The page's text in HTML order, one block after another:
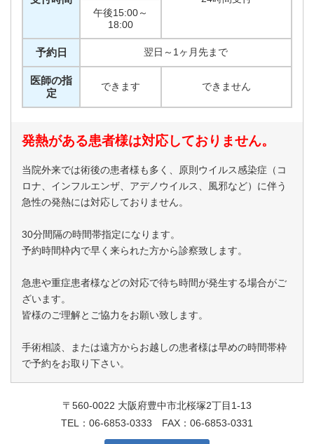
〒560-0022 大阪府豊中市北桜塚2丁目1-13
TEL： 06-6853-0333 FAX：06-6853-0331
午後15:00～
18:00
予約日 翌日～1ヶ月先まで
医師の指
定
できます できません
発熱がある患者様は対応しておりません。
当院外来では術後の患者様も多く、原則ウイルス感染症（コ
ロナ、インフルエンザ、アデノウイルス、風邪など）に伴う
急性の発熱には対応しておりません。
30分間隔の時間帯指定になります。
予約時間枠内で早く来られた方から診察致します。
急患や重症患者様などの対応で待ち時間が発生する場合がご
ざいます。
皆様のご理解とご協力をお願い致します。
手術相談、または遠方からお越しの患者様は早めの時間帯枠
で予約をお取り下さい。